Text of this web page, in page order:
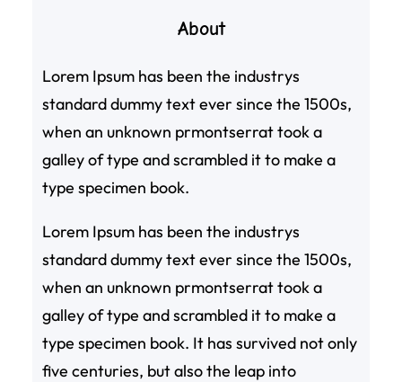
About
Lorem Ipsum has been the industrys
standard dummy text ever since the 1500s,
when an unknown prmontserrat took a
galley of type and scrambled it to make a
type specimen book.
Lorem Ipsum has been the industrys
standard dummy text ever since the 1500s,
when an unknown prmontserrat took a
galley of type and scrambled it to make a
type specimen book. It has survived not only
five centuries, but also the leap into